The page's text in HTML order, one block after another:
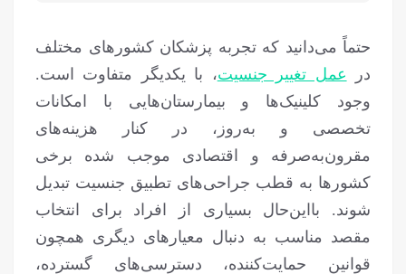
حتماً می‌دانید که تجربه پزشکان کشورهای مختلف
در عمل تغییر جنسیت، با یکدیگر متفاوت است.
وجود کلینیک‌ها و بیمارستان‌هایی با امکانات
تخصصی و به‌روز، در کنار هزینه‌های
مقرون‌به‌صرفه و اقتصادی موجب شده برخی
کشورها به قطب جراحی‌های تطبیق جنسیت تبدیل
شوند. بااین‌حال بسیاری از افراد برای انتخاب
مقصد مناسب به دنبال معیارهای دیگری همچون
قوانین حمایت‌کننده، دسترسی‌های گسترده،